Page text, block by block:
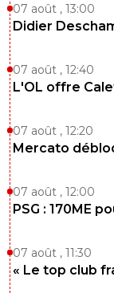
07 août , 13:00
Didier
07 août , 12:40
L'OL offre
07 août , 12:20
Mercato
07 août , 12:00
PSG : 170ME
07 août , 11:30
« Le top club